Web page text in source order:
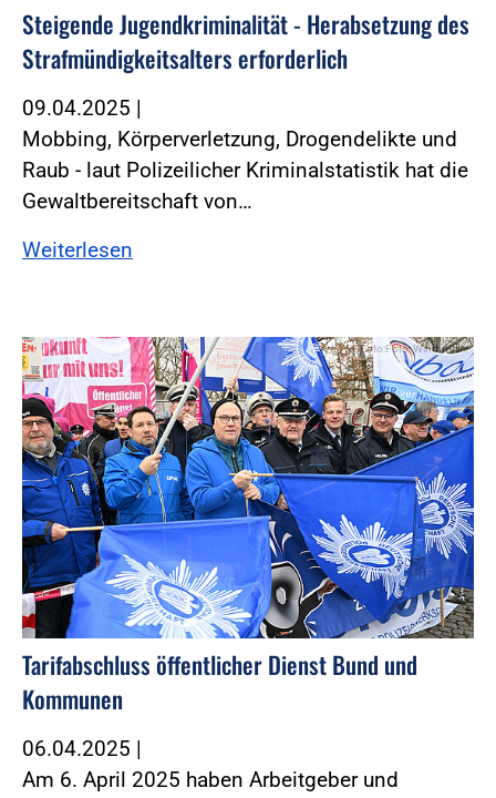
Steigende Jugendkriminalität - Herabsetzung des
Strafmündigkeitsalters erforderlich
09.04.2025 |
Mobbing, Körperverletzung, Drogendelikte und
Raub - laut Polizeilicher Kriminalstatistik hat die
Gewaltbereitschaft von…
Weiterlesen
Foto:Foto: Windmüller
Tarifabschluss öffentlicher Dienst Bund und
Kommunen
06.04.2025 |
Am 6. April 2025 haben Arbeitgeber und